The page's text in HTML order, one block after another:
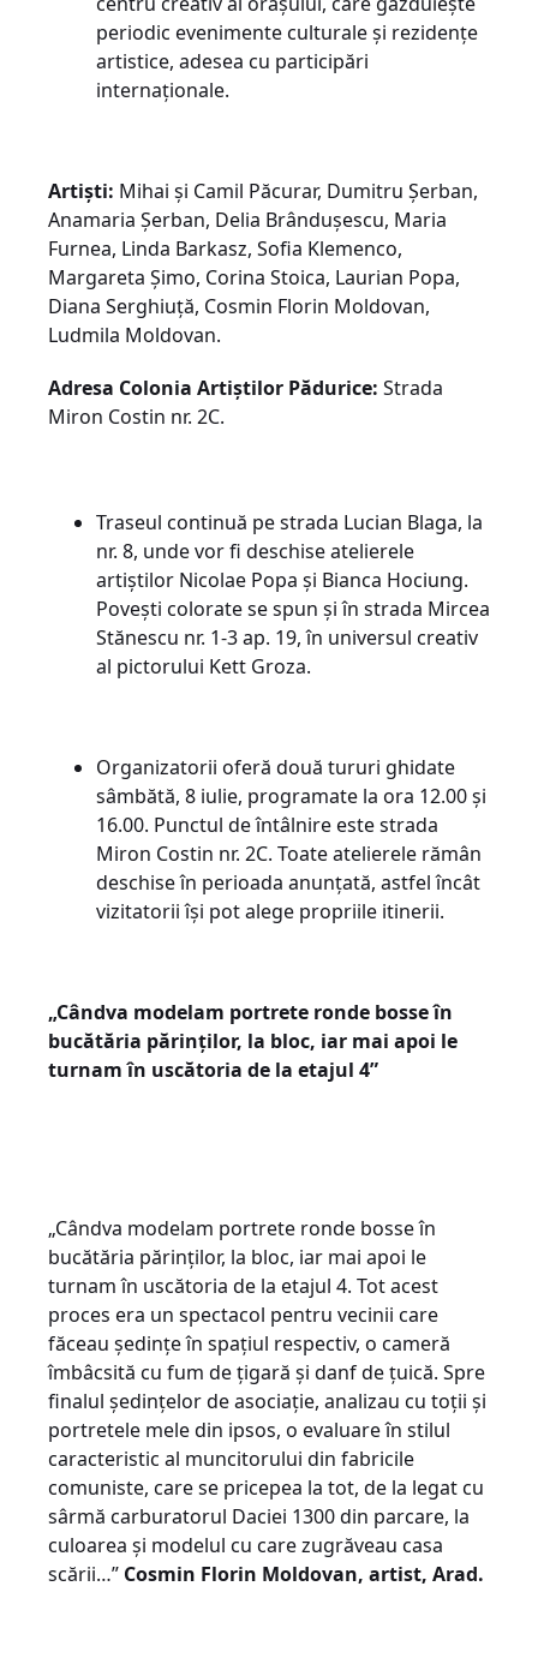
periodic evenimente culturale și rezidențe
artistice, adesea cu participări
internaționale.
Artiști: Mihai și Camil Păcurar, Dumitru Șerban,
Anamaria Șerban, Delia Brândușescu, Maria
Furnea, Linda Barkasz, Sofia Klemenco,
Margareta Șimo, Corina Stoica, Laurian Popa,
Diana Serghiuță, Cosmin Florin Moldovan,
Ludmila Moldovan.
Adresa Colonia Artiștilor Pădurice: Strada
Miron Costin nr. 2C.
Traseul continuă pe strada Lucian Blaga, la
nr. 8, unde vor fi deschise atelierele
artiștilor Nicolae Popa și Bianca Hociung.
Povești colorate se spun și în strada Mircea
Stănescu nr. 1-3 ap. 19, în universul creativ
al pictorului Kett Groza.
Organizatorii oferă două tururi ghidate
sâmbătă, 8 iulie, programate la ora 12.00 și
16.00. Punctul de întâlnire este strada
Miron Costin nr. 2C. Toate atelierele rămân
deschise în perioada anunțată, astfel încât
vizitatorii își pot alege propriile itinerii.
„Cândva modelam portrete ronde bosse în
bucătăria părinților, la bloc, iar mai apoi le
turnam în uscătoria de la etajul 4”
„Cândva modelam portrete ronde bosse în
bucătăria părinților, la bloc, iar mai apoi le
turnam în uscătoria de la etajul 4. Tot acest
proces era un spectacol pentru vecinii care
făceau ședințe în spațiul respectiv, o cameră
îmbâcsită cu fum de țigară și danf de țuică. Spre
finalul ședințelor de asociație, analizau cu toții și
portretele mele din ipsos, o evaluare în stilul
caracteristic al muncitorului din fabricile
comuniste, care se pricepea la tot, de la legat cu
sârmă carburatorul Daciei 1300 din parcare, la
culoarea și modelul cu care zugrăveau casa
scării…” Cosmin Florin Moldovan, artist, Arad.